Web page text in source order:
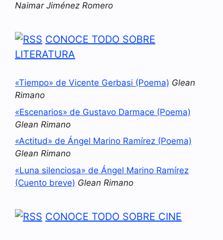
Naimar Jiménez Romero
CONOCE TODO SOBRE
LITERATURA
«Tiempo» de Vicente Gerbasi (Poema) Glean
Rimano
«Escenarios» de Gustavo Darmace (Poema)
Glean Rimano
«Actitud» de Ángel Marino Ramírez (Poema)
Glean Rimano
«Luna silenciosa» de Ángel Marino Ramírez
(Cuento breve) Glean Rimano
CONOCE TODO SOBRE CINE